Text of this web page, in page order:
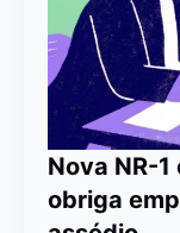
Nova NR-
obriga